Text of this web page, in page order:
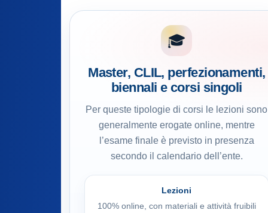
🎓
Master, CLIL, perfezionamenti,
biennali e corsi singoli
Per queste tipologie di corsi le lezioni sono
generalmente erogate online, mentre
l’esame finale è previsto in presenza
secondo il calendario dell’ente.
Lezioni
100% online, con materiali e attività fruibili